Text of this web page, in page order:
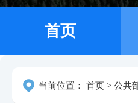
首页
当前位置： 首页 > 公共